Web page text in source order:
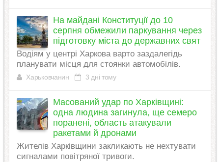
На майдані Конституції до 10
серпня обмежили паркування через
підготовку міста до державних свят
Водіям у центрі Харкова варто заздалегідь
планувати місця для стоянки автомобілів.
Харьковчанин 3 дні тому
Масований удар по Харківщині:
одна людина загинула, ще семеро
поранені, область атакували
ракетами й дронами
Жителів Харківщини закликають не нехтувати
сигналами повітряної тривоги.